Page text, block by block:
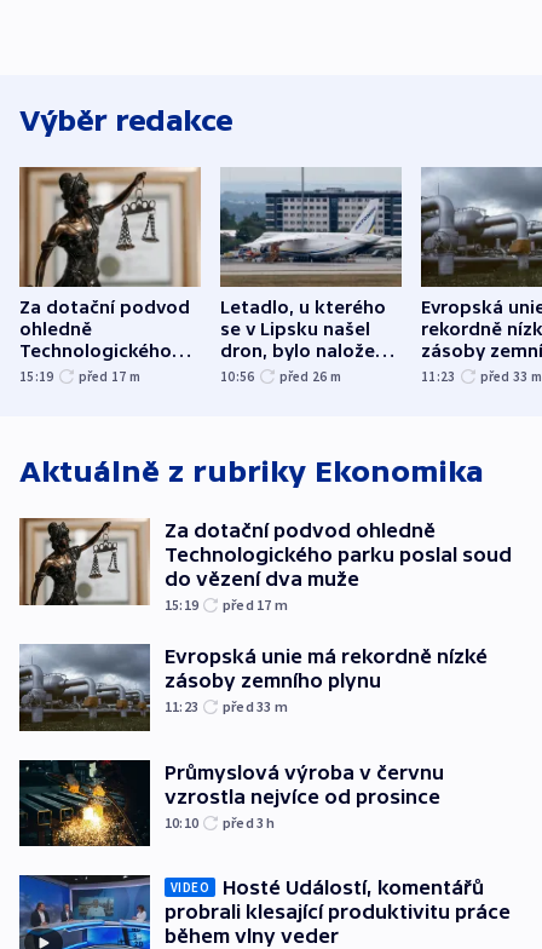
Výběr redakce
Za dotační podvod
ohledně
Technologického
parku poslal soud
15:19 před 17 m
Letadlo, u kterého
se v Lipsku našel
dron, bylo naložené
municí, píší média
10:56 před 26 m
Evropská
rekordně
zásoby
plynu
11:23 před 33 m
Aktuálně z rubriky Ekonomika
Za dotační podvod ohledně
Technologického parku poslal soud
do vězení dva muže
15:19 před 17 m
Evropská unie má rekordně nízké
zásoby zemního plynu
11:23 před 33 m
Průmyslová výroba v červnu
vzrostla nejvíce od prosince
10:10 před 3h
VIDEO
Hosté Událostí, komentářů
probrali klesající produktivitu práce
během vlny veder